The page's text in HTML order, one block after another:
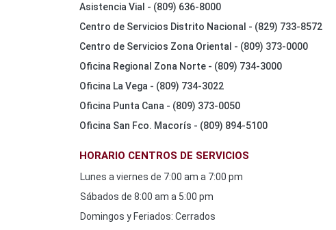
Asistencia Vial - (809) 636-8000
Centro de Servicios Distrito Nacional - (829) 733-8572
Centro de Servicios Zona Oriental - (809) 373-0000
Oficina Regional Zona Norte - (809) 734-3000
Oficina La Vega - (809) 734-3022
Oficina Punta Cana - (809) 373-0050
Oficina San Fco. Macorís - (809) 894-5100
HORARIO CENTROS DE SERVICIOS
Lunes a viernes de 7:00 am a 7:00 pm
Sábados de 8:00 am a 5:00 pm
Domingos y Feriados: Cerrados